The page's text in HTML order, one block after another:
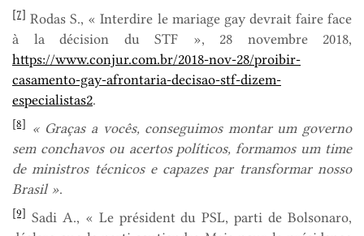
[7] Rodas S., « Interdire le mariage gay devrait faire face
à la décision du STF », 28 novembre 2018,
https://www.conjur.com.br/2018-nov-28/proibir-
casamento-gay-afrontaria-decisao-stf-dizem-
especialistas2.
[8] « Graças a vocês, conseguimos montar um governo
sem conchavos ou acertos políticos, formamos um time
de ministros técnicos e capazes par transformar nosso
Brasil».
[9] Sadi A., « Le président du PSL, parti de Bolsonaro,